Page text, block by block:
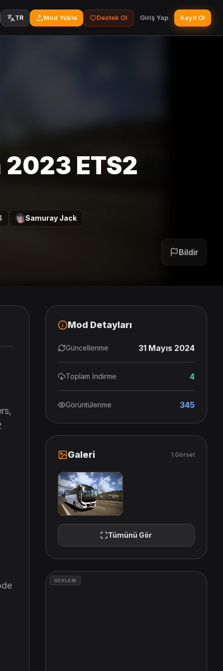
TR Mod Yükle Destek Ol Giriş Yap Kayıt Ol
ETS2
Samuray Jack
Bildir
Mod Detayları
Güncellenme 31 Mayıs 2024
Toplam İndirme 4
Görüntülenme 345
Galeri 1 Görsel
Tümünü Gör
REKLAM